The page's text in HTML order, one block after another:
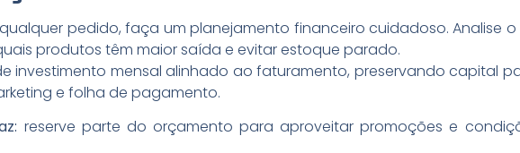
pedido, faça um planejamento financeiro cuidadoso. Analise
produtos têm maior saída e evitar estoque parado.
investimento mensal alinhado ao faturamento, preservando capital
e folha de pagamento.
reserve parte do orçamento para aproveitar promoções e